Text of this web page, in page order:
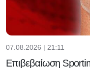
07.08.2026 | 21:11
Επιβεβαίωση